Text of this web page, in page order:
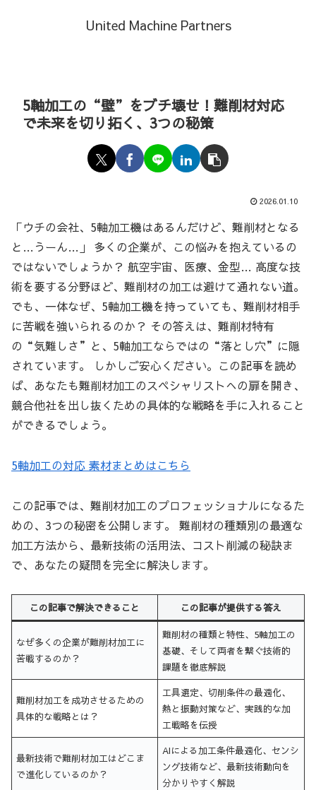
United Machine Partners
5軸加工の“壁”をブチ壊せ！難削材対応
で未来を切り拓く、3つの秘策
2026.01.10
「ウチの会社、5軸加工機はあるんだけど、難削材となる
と…うーん…」 多くの企業が、この悩みを抱えているの
ではないでしょうか？ 航空宇宙、医療、金型… 高度な技
術を要する分野ほど、難削材の加工は避けて通れない道。
でも、一体なぜ、5軸加工機を持っていても、難削材相手
に苦戦を強いられるのか？ その答えは、難削材特有
の“気難しさ”と、5軸加工ならではの“落とし穴”に隠
されています。 しかしご安心ください。この記事を読め
ば、あなたも難削材加工のスペシャリストへの扉を開き、
競合他社を出し抜くための具体的な戦略を手に入れること
ができるでしょう。
5軸加工の対応 素材まとめはこちら
この記事では、難削材加工のプロフェッショナルになるた
めの、3つの秘密を公開します。 難削材の種類別の最適な
加工方法から、最新技術の活用法、コスト削減の秘訣ま
で、あなたの疑問を完全に解決します。
この記事で解決できること この記事が提供する答え
なぜ多くの企業が難削材加工に
苦戦するのか？
難削材の種類と特性、5軸加工の
基礎、そして両者を繋ぐ技術的
課題を徹底解説
難削材加工を成功させるための
具体的な戦略とは？
工具選定、切削条件の最適化、
熱と振動対策など、実践的な加
工戦略を伝授
最新技術で難削材加工はどこま
で進化しているのか？
AIによる加工条件最適化、センシ
ング技術など、最新技術動向を
分かりやすく解説